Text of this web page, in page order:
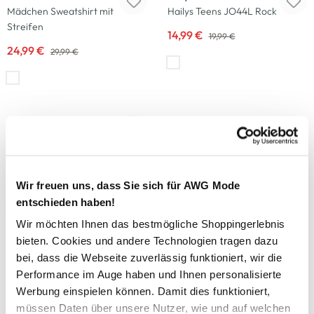
Wir freuen uns, dass Sie sich für AWG Mode
entschieden haben!
Wir möchten Ihnen das bestmögliche Shoppingerlebnis
bieten. Cookies und andere Technologien tragen dazu
bei, dass die Webseite zuverlässig funktioniert, wir die
Performance im Auge haben und Ihnen personalisierte
Werbung einspielen können. Damit dies funktioniert,
müssen Daten über unsere Nutzer, wie und auf welchen
Mädchen Sweatshirt mit
Streifen
24,99 € 29,99 €
Hailys Teens JO44L Rock
14,99 € 19,99 €
24,99 €
Mädchen Schlafanzug
-19%
Sanetta
Mädchen Hipster Slips im 2er
12,99 € 15,99 €
-33%
Lizenz
Kinder 3er Pack Socken mit
3,99 € 5,99 €